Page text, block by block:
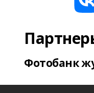
Фотобанк